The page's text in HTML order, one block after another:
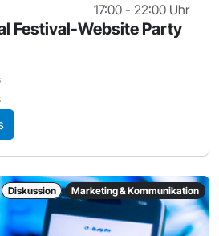
17:00 - 22:00 Uhr
Festival-Website Party
Diskussion Marketing & Kommunikation